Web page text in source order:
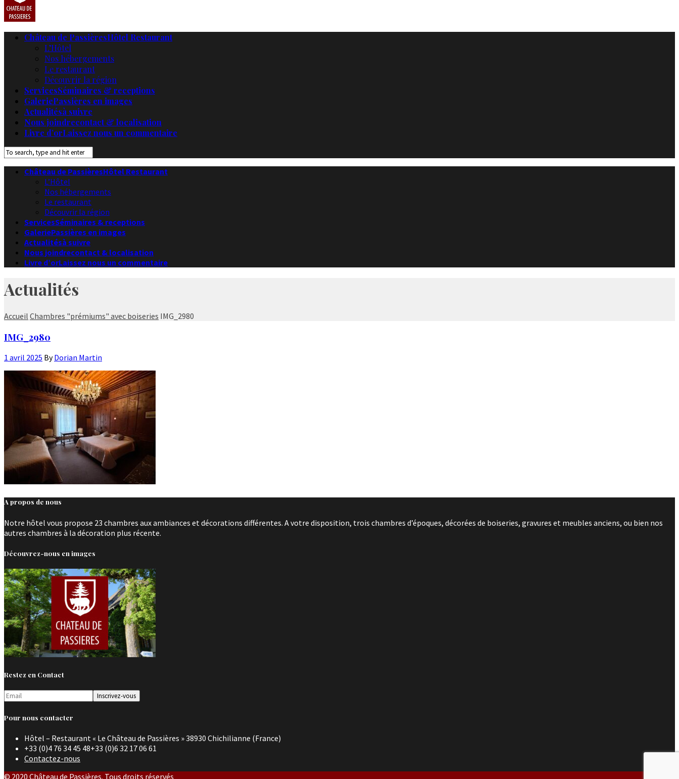
Château de PassièresHôtel Restaurant
L’Hôtel
Nos hébergements
Le restaurant
Découvrir la région
ServicesSéminaires & receptions
GaleriePassières en images
Actualitésà suivre
Nous joindrecontact & localisation
Livre d’orLaissez nous un commentaire
Château de PassièresHôtel Restaurant
L’Hôtel
Nos hébergements
Le restaurant
Découvrir la région
ServicesSéminaires & receptions
GaleriePassières en images
Actualitésà suivre
Nous joindrecontact & localisation
Livre d’orLaissez nous un commentaire
Actualités
Accueil Chambres "prémiums" avec boiseries IMG_2980
IMG_2980
1 avril 2025 ByDorian Martin
A propos de nous
Notre hôtel vous propose 23 chambres aux ambiances et décorations différentes. A votre disposition, trois chambres d’époques, décorées de boiseries, gravures et meubles anciens, ou bien nos
autres chambres à la décoration plus récente.
Découvrez-nous en images
Restez en Contact
Pour nous contacter
Hôtel – Restaurant « Le Château de Passières » 38930 Chichilianne (France)
+33 (0)4 76 34 45 48+33 (0)6 32 17 06 61
Contactez-nous
© 2020 Château de Passières. Tous droits réservés